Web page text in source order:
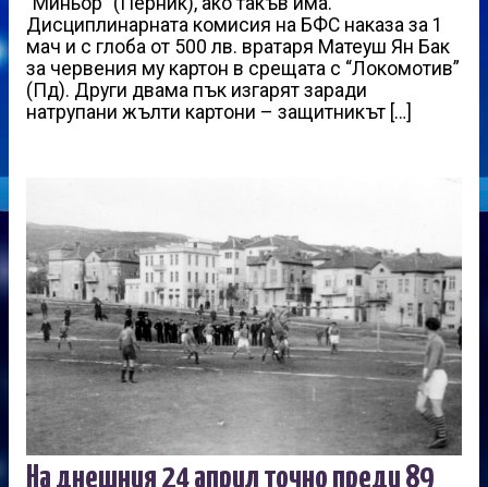
Дисциплинарната комисия на БФС наказа за 1
мач и с глоба от 500 лв. вратаря Матеуш Ян Бак
за червения му картон в срещата с “Локомотив”
(Пд). Други двама пък изгарят заради
натрупани жълти картони – защитникът […]
На днешния 24 април точно преди 89